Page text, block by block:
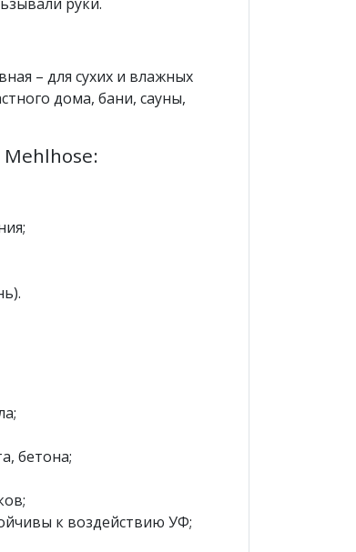
– для сухих и влажных
дома, бани, сауны,
бетона;
к воздействию УФ;